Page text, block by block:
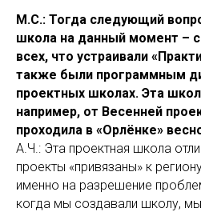
М.С.: Тогда следующий
школа на данный момент –
всех, что устраивали
также были программным
проектных школах. Эта
например, от Весенней
проходила в «Орлëнке»
А.Ч.: Эта проектная школа
проекты «привязаны» к
именно на разрешение
когда мы создавали школу,